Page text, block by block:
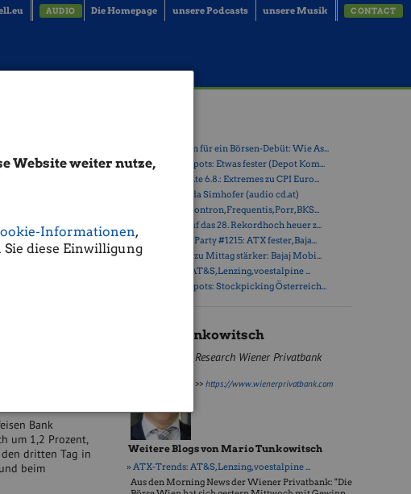
Website weiter nutze,
Informationen,
diese Einwilligung
AUDIO Die Homepage unsere Podcasts unsere Musik CONTACT
nach
Am Vormittag
zwischen den
abwärts.
Ergebnis nach
den
Unter den
Bank
um 1,2 Prozent,
dritten Tag in
beim
» Zehn Vokabeln für ein Börsen-Debüt: Wie As...
» Österreich-Depots: Etwas fester (Depot Kom...
» Börsegeschichte 6.8.: Extremes zu CPI Euro...
» Nachlese: Linda Simhofer (audio cd.at)
» PIR-News zu Kontron, Frequentis, Porr, BKS...
» ATX steuert auf das 28. Rekordhoch heuer z...
» Wiener Börse Party #1215: ATX fester, Baja...
» Wiener Börse zu Mittag stärker: Bajaj Mobi...
» ATX-Trends: AT&S, Lenzing, voestalpine ...
» Österreich-Depots: Stockpicking Österreich...
Mario Tunkowitsch
Research Wiener Privatbank
>>https://www.wienerprivatbank.com
Weitere Blogs von Mario Tunkowitsch
» ATX-Trends: AT&S, Lenzing, voestalpine ...
Aus den Morning News der Wiener Privatbank: "Die